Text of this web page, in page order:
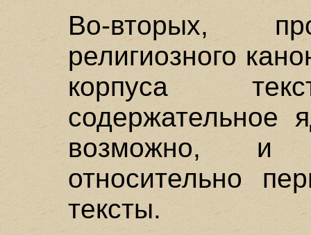
Во-вторых,
религиозного
корпуса
содержательное
возможно, и
относительно
тексты.